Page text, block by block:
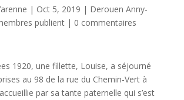
| Oct 5, 2019 | Derouen Anny-
publient| 0 commentaires
1920, une fillette, Louise, a séjourné
au 98 de la rue du Chemin-Vert à
par sa tante paternelle qui s’est